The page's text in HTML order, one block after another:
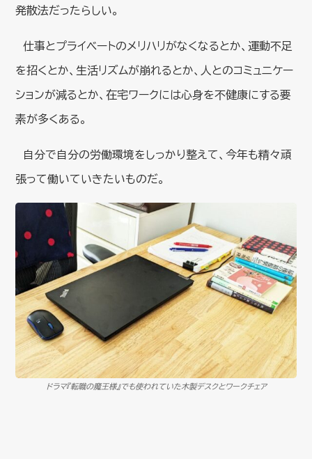
発散法だったらしい。
仕事とプライベートのメリハリがなくなるとか、運動不足
を招くとか、生活リズムが崩れるとか、人とのコミュニケー
ションが減るとか、在宅ワークには心身を不健康にする要
素が多くある。
自分で自分の労働環境をしっかり整えて、今年も精々頑
張って働いていきたいものだ。
ドラマ『転職の魔王様』でも使われていた木製デスクとワークチェア